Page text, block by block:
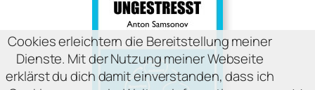
Cookies erleichtern die Bereitstellung meiner
Dienste. Mit der Nutzung meiner Webseite
erklärst du dich damit einverstanden, dass ich